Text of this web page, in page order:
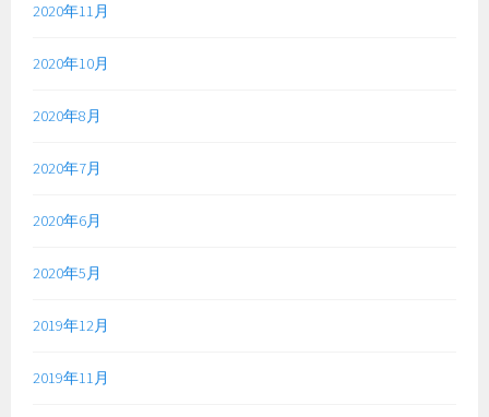
2020年11月
2020年10月
2020年8月
2020年7月
2020年6月
2020年5月
2019年12月
2019年11月